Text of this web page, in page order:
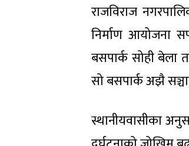
राजविराज
निर्माण आयोजना
बसपार्क सोही बेला
सो बसपार्क अझै
स्थानीयवासीका